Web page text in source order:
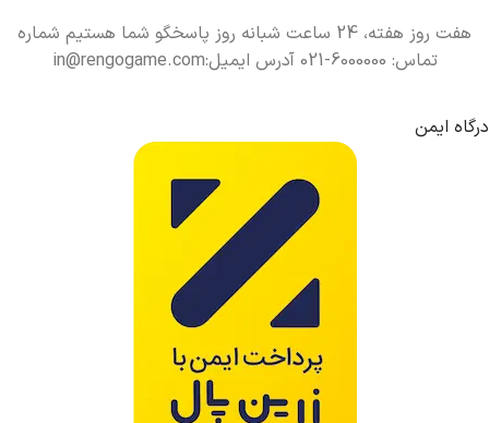
هفت روز هفته، 24 ساعت شبانه روز پاسخگو شما هستیم شماره
تماس: 6000000-021 آدرس ایمیل:in@rengogame.com
درگاه ایمن